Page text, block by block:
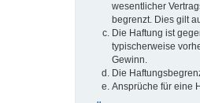
wesentlicher
begrenzt. Dies gilt
Die Haftung ist
typischerweise
Gewinn.
Die
Ansprüche für eine